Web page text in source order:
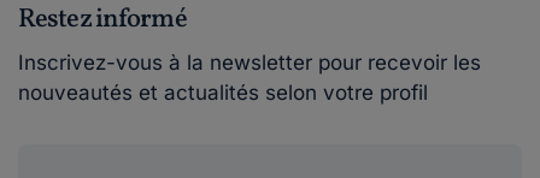
Restez informé
Inscrivez-vous à la newsletter pour recevoir les
nouveautés et actualités selon votre profil